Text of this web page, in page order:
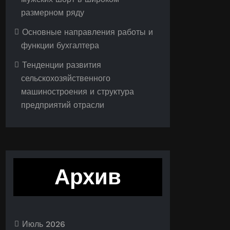
размерном ряду
Основные направления работы и
функции бухгалтера
Тенденции развития
сельскохозяйственного
машиностроения и структура
предприятий отрасли
Архив
Июль 2026